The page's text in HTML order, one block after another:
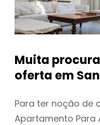
Muita
oferta em
Para ter noção de
Apartamento Para